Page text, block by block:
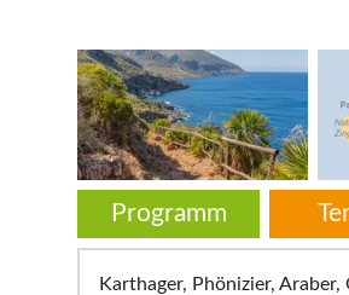
Programm
Karthager, Phönizier,